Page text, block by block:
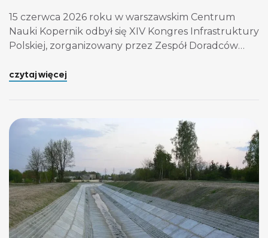
15 czerwca 2026 roku w warszawskim Centrum
Nauki Kopernik odbył się XIV Kongres Infrastruktury
Polskiej, zorganizowany przez Zespół Doradców
Przybyło około pięciuset przedstawicieli
projektującej hydrotechnikę w zadaniach
infrastruktury liniowej zwróciło naszą uwagę. Czas
na kolej Kongres otworzył Adrian Furgalski, […]
czytaj więcej